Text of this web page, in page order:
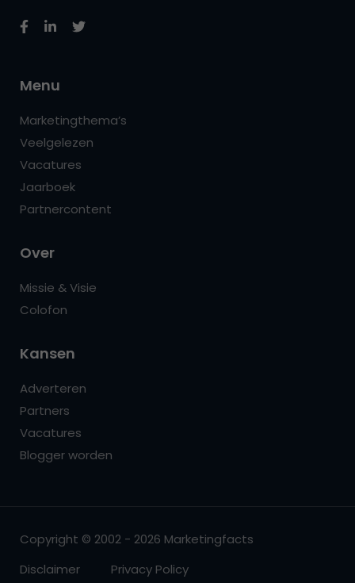
Menu
Marketingthema’s
Veelgelezen
Vacatures
Jaarboek
Partnercontent
Over
Missie & Visie
Colofon
Kansen
Adverteren
Partners
Vacatures
Blogger worden
Copyright © 2002 - 2026 Marketingfacts
Disclaimer
Privacy Policy